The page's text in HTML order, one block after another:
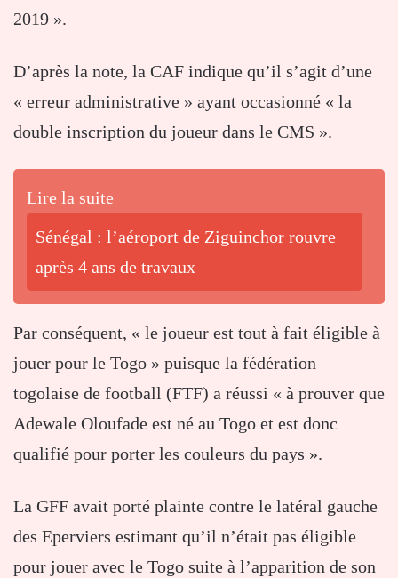
2019 ».
D’après la note, la CAF indique qu’il s’agit d’une
« erreur administrative » ayant occasionné « la
double inscription du joueur dans le CMS ».
Lire la suite
Sénégal : l’aéroport de Ziguinchor rouvre
après 4 ans de travaux
Par conséquent, « le joueur est tout à fait éligible à
jouer pour le Togo » puisque la fédération
togolaise de football (FTF) a réussi « à prouver que
Adewale Oloufade est né au Togo et est donc
qualifié pour porter les couleurs du pays ».
La GFF avait porté plainte contre le latéral gauche
des Eperviers estimant qu’il n’était pas éligible
pour jouer avec le Togo suite à l’apparition de son